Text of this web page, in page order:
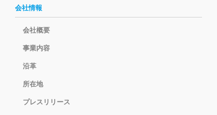
会社情報
会社概要
事業内容
沿革
所在地
プレスリリース